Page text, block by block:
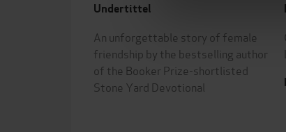
Undertittel
An unforgettable story of female
friendship by the bestselling author
of the Booker Prize-shortlisted
Stone Yard Devotional